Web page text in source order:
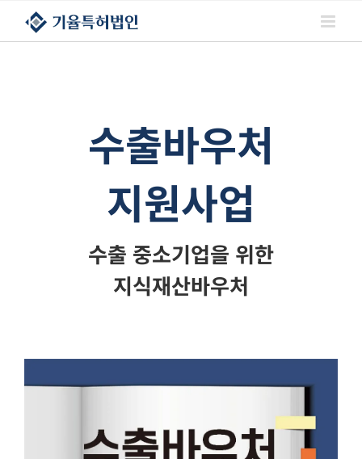
콘텐츠로
건너뛰기
수출바우처
지원사업
수출 중소기업을 위한
지식재산바우처